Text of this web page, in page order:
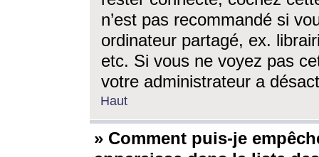
n’est pas recommandé si
ordinateur partagé, ex.
etc. Si vous ne voyez pas
votre administrateur a
Haut
» Comment puis-je